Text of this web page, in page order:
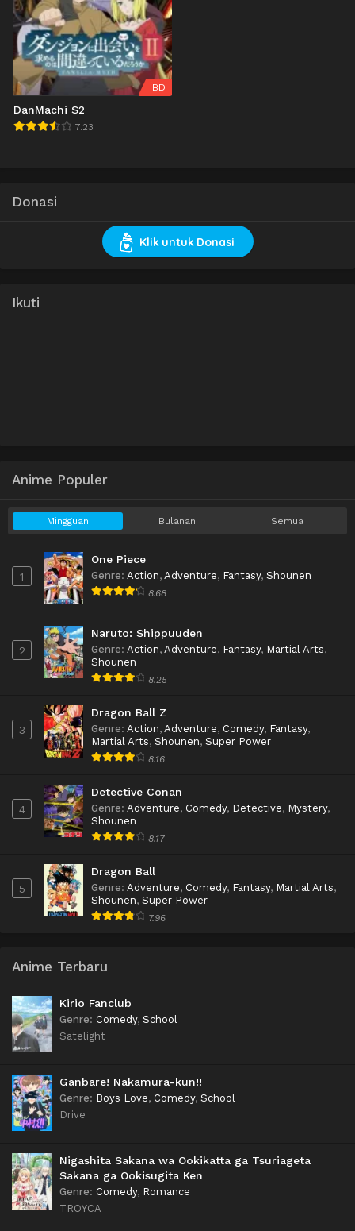
BD
DanMachi S2
7.23
Donasi
Klik untuk Donasi
Ikuti
Anime Populer
Mingguan Bulanan Semua
1
One Piece
Genre: Action, Adventure, Fantasy, Shounen
8.68
2
Naruto: Shippuuden
Genre: Action, Adventure, Fantasy, Martial Arts,
Shounen
8.25
3
Dragon Ball Z
Genre: Action, Adventure, Comedy, Fantasy,
Martial Arts, Shounen, Super Power
8.16
4
Detective Conan
Genre: Adventure, Comedy, Detective, Mystery,
Shounen
8.17
5
Dragon Ball
Genre: Adventure, Comedy, Fantasy, Martial Arts,
Shounen, Super Power
7.96
Anime Terbaru
Kirio Fanclub
Genre: Comedy, School
Satelight
Ganbare! Nakamura-kun!!
Genre: Boys Love, Comedy, School
Drive
Nigashita Sakana wa Ookikatta ga Tsuriageta
Sakana ga Ookisugita Ken
Genre: Comedy, Romance
TROYCA